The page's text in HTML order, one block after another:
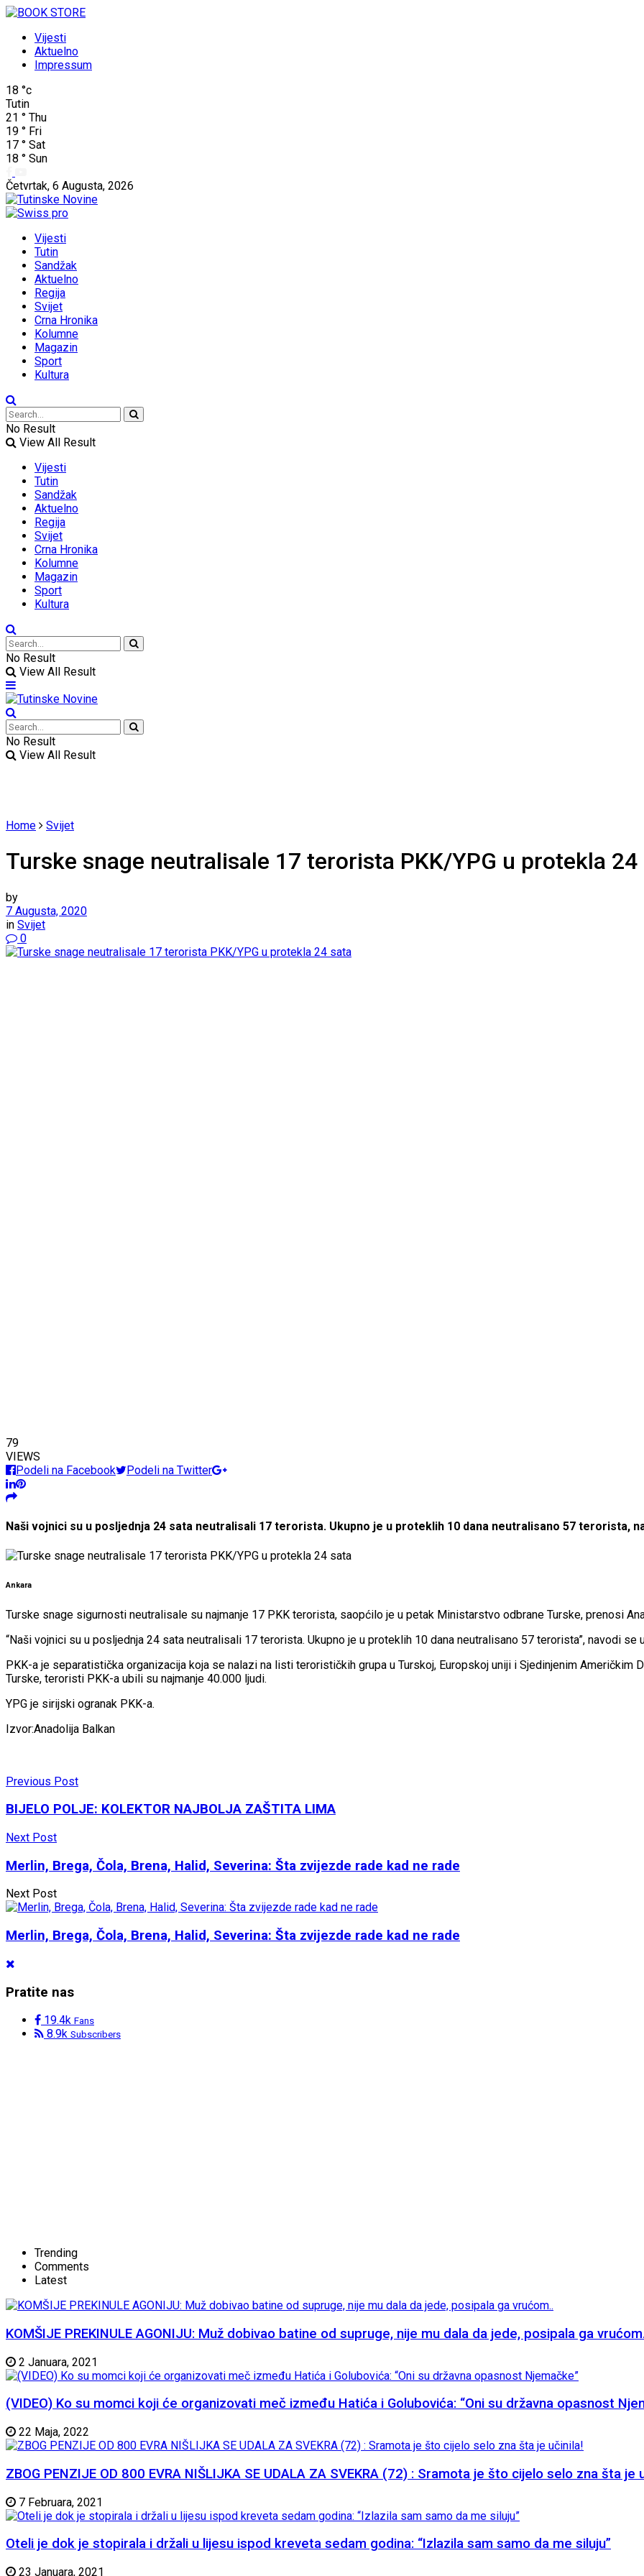
Vijesti
Aktuelno
Impressum
18 °c
Tutin
21 ° Thu
19 ° Fri
17 ° Sat
18 ° Sun
Četvrtak, 6 Augusta, 2026
Vijesti
Tutin
Sandžak
Aktuelno
Regija
Svijet
Crna Hronika
Kolumne
Magazin
Sport
Kultura
No Result
View All Result
Vijesti
Tutin
Sandžak
Aktuelno
Regija
Svijet
Crna Hronika
Kolumne
Magazin
Sport
Kultura
No Result
View All Result
No Result
View All Result
Home Svijet
Turske snage neutralisale 17 terorista PKK/YPG u protekla 24
by
7 Augusta, 2020
in Svijet
0
79
VIEWS
Podeli na Facebook
Podeli na Twitter
Naši vojnici su u posljednja 24 sata neutralisali 17 terorista. Ukupno je u proteklih 10 dana neutralisano 57 terorista,
Ankara
Turske snage sigurnosti neutralisale su najmanje 17 PKK terorista, saopćilo je u petak Ministarstvo odbrane Turske, prenosi
“Naši vojnici su u posljednja 24 sata neutralisali 17 terorista. Ukupno je u proteklih 10 dana neutralisano 57 terorista”, navodi se
PKK-a je separatistička organizacija koja se nalazi na listi terorističkih grupa u Turskoj, Europskoj uniji i Sjedinjenim Američkim
Turske, teroristi PKK-a ubili su najmanje 40.000 ljudi.
YPG je sirijski ogranak PKK-a.
Izvor:Anadolija Balkan
Previous Post
BIJELO POLJE: KOLEKTOR NAJBOLJA ZAŠTITA LIMA
Next Post
Merlin, Brega, Čola, Brena, Halid, Severina: Šta zvijezde rade kad ne rade
Next Post
Merlin, Brega, Čola, Brena, Halid, Severina: Šta zvijezde rade kad ne rade
Pratite nas
19.4k Fans
8.9k Subscribers
Trending
Comments
Latest
KOMŠIJE PREKINULE AGONIJU: Muž dobivao batine od supruge, nije mu dala da jede, posipala ga
2 Januara, 2021
(VIDEO) Ko su momci koji će organizovati meč između Hatića i Golubovića: “Oni su državna opasnost
22 Maja, 2022
ZBOG PENZIJE OD 800 EVRA NIŠLIJKA SE UDALA ZA SVEKRA (72) : Sramota je što cijelo selo zna šta je
7 Februara, 2021
Oteli je dok je stopirala i držali u lijesu ispod kreveta sedam godina: “Izlazila sam samo da me siluju”
23 Januara, 2021